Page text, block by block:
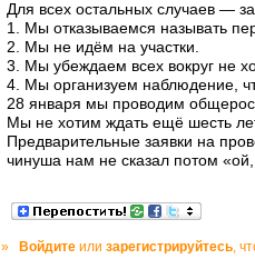
Для всех остальных случаев —
1. Мы отказываемся называть
2. Мы не идём на участки.
3. Мы убеждаем всех вокруг не
4. Мы организуем наблюдение,
28 января мы проводим
Мы не хотим ждать ещё шесть
Предварительные заявки на
чинуша нам не сказал потом
» Войдите или зарегистрируйтесь,